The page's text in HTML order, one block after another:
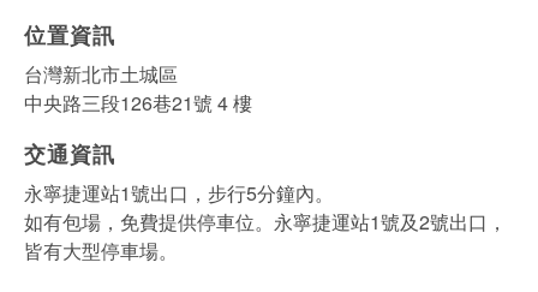
位置資訊
台灣新北市土城區
中央路三段126巷21號 4 樓
交通資訊
永寧捷運站1號出口，步行5分鐘內。
如有包場，免費提供停車位。永寧捷運站1號及2號出口，
皆有大型停車場。